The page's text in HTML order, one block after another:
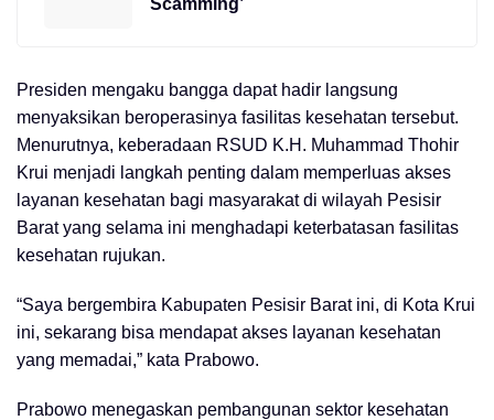
Scamming’
Presiden mengaku bangga dapat hadir langsung
menyaksikan beroperasinya fasilitas kesehatan tersebut.
Menurutnya, keberadaan RSUD K.H. Muhammad Thohir
Krui menjadi langkah penting dalam memperluas akses
layanan kesehatan bagi masyarakat di wilayah Pesisir
Barat yang selama ini menghadapi keterbatasan fasilitas
kesehatan rujukan.
“Saya bergembira Kabupaten Pesisir Barat ini, di Kota Krui
ini, sekarang bisa mendapat akses layanan kesehatan
yang memadai,” kata Prabowo.
Prabowo menegaskan pembangunan sektor kesehatan